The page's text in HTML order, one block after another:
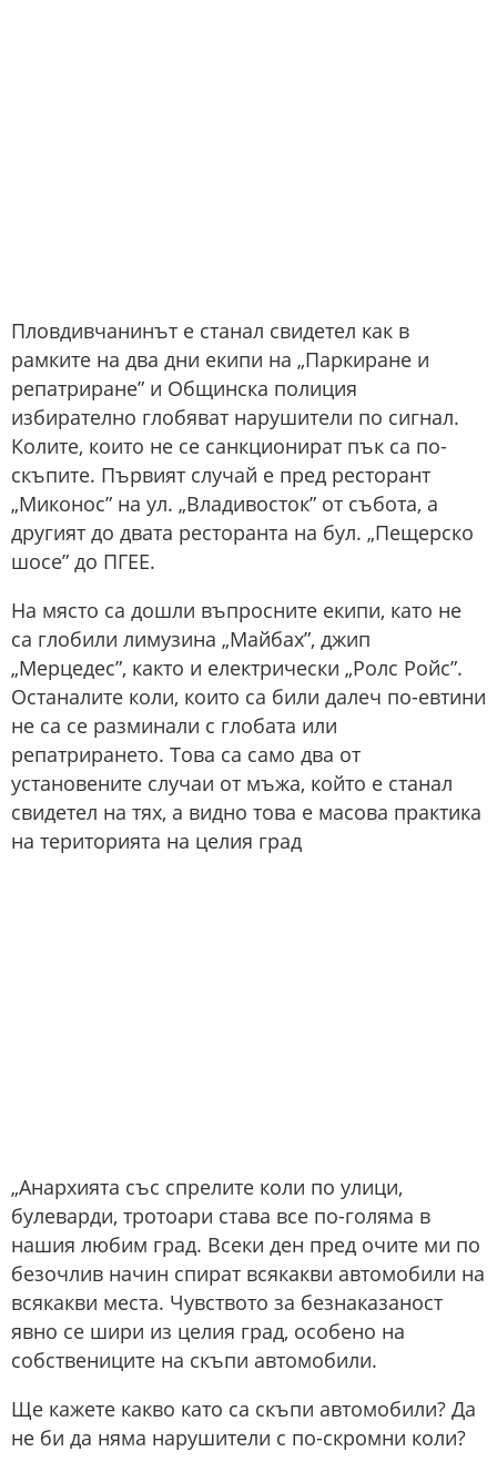
Пловдивчанинът е станал свидетел как в
рамките на два дни екипи на „Паркиране и
репатриране” и Общинска полиция
избирателно глобяват нарушители по сигнал.
Колите, които не се санкционират пък са по-
скъпите. Първият случай е пред ресторант
„Миконос” на ул. „Владивосток” от събота, а
другият до двата ресторанта на бул. „Пещерско
шосе” до ПГЕЕ.
На място са дошли въпросните екипи, като не
са глобили лимузина „Майбах”, джип
„Мерцедес”, както и електрически „Ролс Ройс”.
Останалите коли, които са били далеч по-евтини
не са се разминали с глобата или
репатрирането. Това са само два от
установените случаи от мъжа, който е станал
свидетел на тях, а видно това е масова практика
на територията на целия град
„Анархията със спрелите коли по улици,
булеварди, тротоари става все по-голяма в
нашия любим град. Всеки ден пред очите ми по
безочлив начин спират всякакви автомобили на
всякакви места. Чувството за безнаказаност
явно се шири из целия град, особено на
собствениците на скъпи автомобили.
Ще кажете какво като са скъпи автомобили? Да
не би да няма нарушители с по-скромни коли?